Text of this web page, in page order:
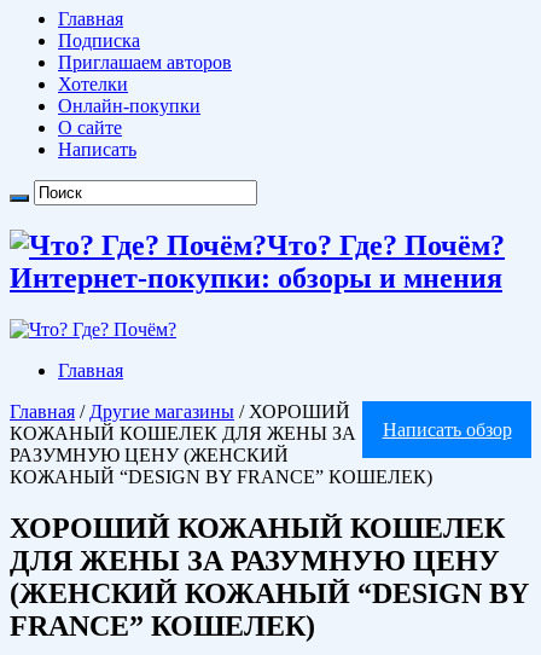
Главная
Подписка
Приглашаем авторов
Хотелки
Онлайн-покупки
О сайте
Написать
Что? Где? Почём?
Интернет-покупки: обзоры и мнения
Главная
Написать обзор
Главная / Другие магазины / ХОРОШИЙ
КОЖАНЫЙ КОШЕЛЕК ДЛЯ ЖЕНЫ ЗА
РАЗУМНУЮ ЦЕНУ (ЖЕНСКИЙ
КОЖАНЫЙ “DESIGN BY FRANCE” КОШЕЛЕК)
ХОРОШИЙ КОЖАНЫЙ КОШЕЛЕК
ДЛЯ ЖЕНЫ ЗА РАЗУМНУЮ ЦЕНУ
(ЖЕНСКИЙ КОЖАНЫЙ “DESIGN BY
FRANCE” КОШЕЛЕК)